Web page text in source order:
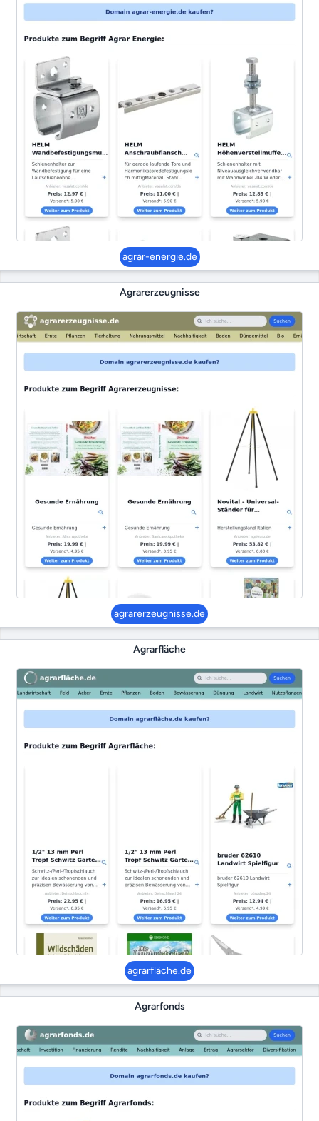
agrar-energie.de
Agrarerzeugnisse
agrarerzeugnisse.de
Agrarfläche
agrarfläche.de
Agrarfonds